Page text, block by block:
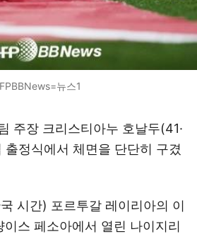
뉴스1
주장 크리스티아누 호날두(41·
출정식에서 체면을 단단히 구겼
시간) 포르투갈 레이리아의 이
스 페소아에서 열린 나이지리